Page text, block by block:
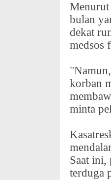
Menurut
bulan
dekat
medsos
korban
minta
Saat ini,
terduga